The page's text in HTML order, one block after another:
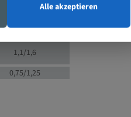
1,5/2
1,1/1,6
0,75/1,25
Alle akzeptieren